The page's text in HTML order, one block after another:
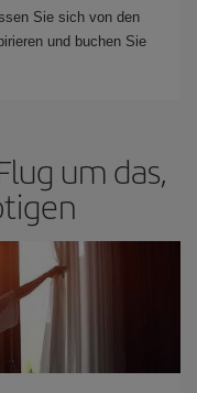
Sie sich von den
und buchen Sie
um das,